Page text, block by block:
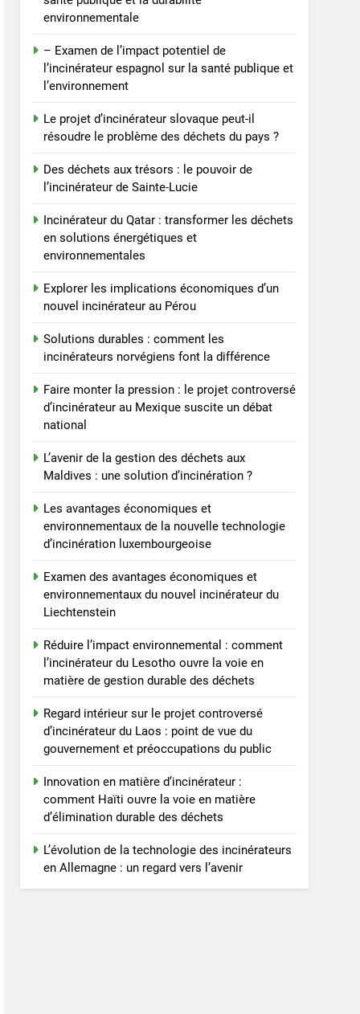
slovaque peut-il résoudre
du pays ?
4
de Sainte-Lucie
AIO
Incinérateur du Qatar :
transformer les déchets
et environnementales
AIO
Explorer les implications
économiques d’un nouvel
incinérateur au Pérou
AIO
7
Solutions durables :
incinérateurs norvégiens
font la différence
AIO
8
le projet controversé
suscite un débat national
environnementale
– Examen de l’impact potentiel de
l’incinérateur espagnol sur la santé publique et
l’environnement
Le projet d’incinérateur slovaque peut-il
résoudre le problème des déchets du pays ?
Des déchets aux trésors : le pouvoir de
l’incinérateur de Sainte-Lucie
Incinérateur du Qatar : transformer les déchets
en solutions énergétiques et
environnementales
Explorer les implications économiques d’un
nouvel incinérateur au Pérou
Solutions durables : comment les
incinérateurs norvégiens font la différence
Faire monter la pression : le projet controversé
d’incinérateur au Mexique suscite un débat
national
L’avenir de la gestion des déchets aux
Maldives : une solution d’incinération ?
Les avantages économiques et
environnementaux de la nouvelle technologie
d’incinération luxembourgeoise
Examen des avantages économiques et
environnementaux du nouvel incinérateur du
Liechtenstein
Réduire l’impact environnemental : comment
l’incinérateur du Lesotho ouvre la voie en
matière de gestion durable des déchets
Regard intérieur sur le projet controversé
d’incinérateur du Laos : point de vue du
gouvernement et préoccupations du public
Innovation en matière d’incinérateur :
comment Haïti ouvre la voie en matière
d’élimination durable des déchets
L’évolution de la technologie des incinérateurs
en Allemagne : un regard vers l’avenir